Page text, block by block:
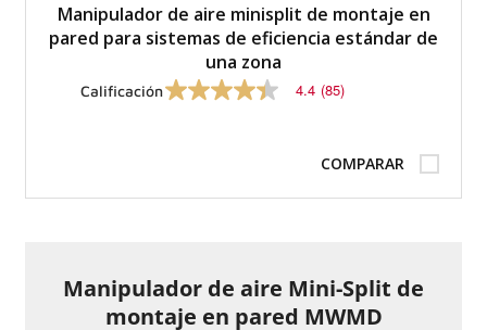
Manipulador de aire minisplit de montaje en
pared para sistemas de eficiencia estándar de
una zona
Calificación4.4
calificación
85
El
4.4 (85)
COMPARAR
Manipulador de aire Mini-Split de
montaje en pared MWMD